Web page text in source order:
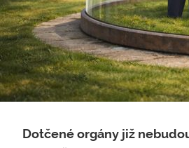
Dotčené orgány již